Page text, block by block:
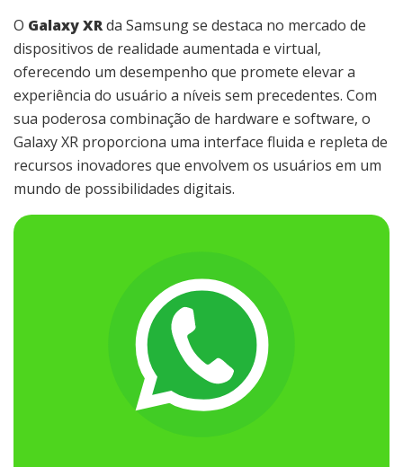
O Galaxy XRda Samsung se destaca no mercado de
dispositivos de realidade aumentada e virtual,
oferecendo um desempenho que promete elevar a
experiência do usuário a níveis sem precedentes. Com
sua poderosa combinação de hardware e software, o
Galaxy XR proporciona uma interface fluida e repleta de
recursos inovadores que envolvem os usuários em um
mundo de possibilidades digitais.